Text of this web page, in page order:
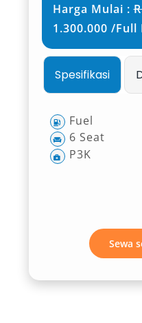
Harga Mulai :
1.300.000 /Full
Spesifikasi
Fuel
6 Seat
P3K
Sewa